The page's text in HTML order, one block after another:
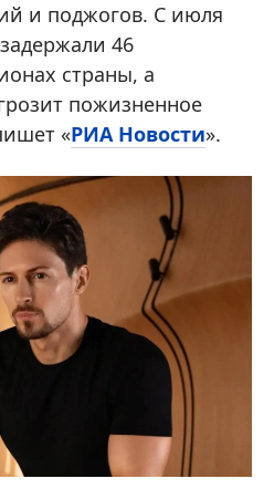
и поджогов. С июля
46
страны, а
пожизненное
«РИА Новости».